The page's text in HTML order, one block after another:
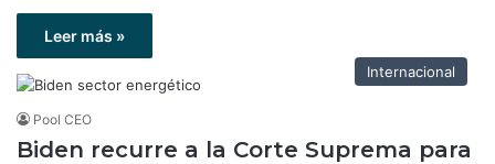
Leer más »
Internacional
Pool CEO
Biden recurre a la Corte Suprema para